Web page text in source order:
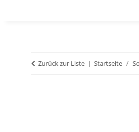
Zurück zur Liste Startseite